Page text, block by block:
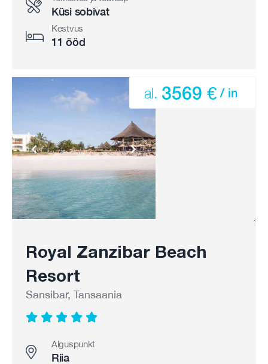
Küsi sobivat
Kestvus
11 ööd
Royal Zanzibar Beach
Resort
Sansibar, Tansaania
al. 3569 € / in
Alguspunkt
Riia